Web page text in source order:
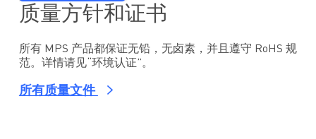
质量方针和证书
所有 MPS 产品都保证无铅，无卤素，并且遵守 RoHS 规
范。详情请见“环境认证”。
所有质量文件